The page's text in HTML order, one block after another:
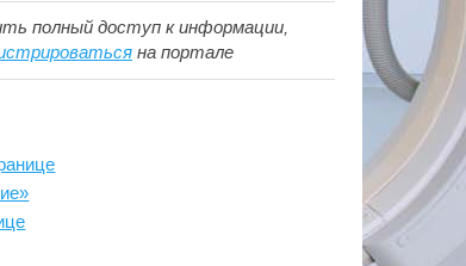
полный доступ к информации,
на портале